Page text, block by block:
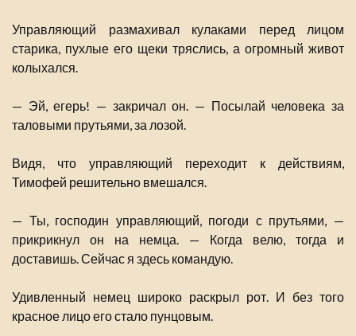
Управляющий размахивал кулаками перед лицом
старика, пухлые его щеки тряслись, а огромный живот
колыхался.
— Эй, егерь! — закричал он. — Посылай человека за
таловыми прутьями, за лозой.
Видя, что управляющий переходит к действиям,
Тимофей решительно вмешался.
— Ты, господин управляющий, погоди с прутьями, —
прикрикнул он на немца. — Когда велю, тогда и
доставишь. Сейчас я здесь командую.
Удивленный немец широко раскрыл рот. И без того
красное лицо его стало пунцовым.